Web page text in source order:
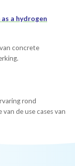
as a hydrogen
concrete
rond
de use cases van